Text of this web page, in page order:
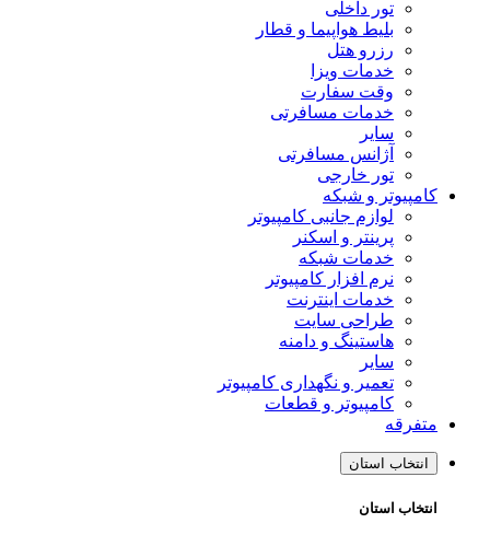
تور داخلی
بلیط هواپیما و قطار
رزرو هتل
خدمات ویزا
وقت سفارت
خدمات مسافرتی
سایر
آژانس مسافرتی
تور خارجی
کامپیوتر و شبکه
لوازم جانبی کامپیوتر
پرینتر و اسکنر
خدمات شبکه
نرم افزار کامپیوتر
خدمات اینترنت
طراحی سایت
هاستینگ و دامنه
سایر
تعمیر و نگهداری کامپیوتر
کامپیوتر و قطعات
متفرقه
انتخاب استان
انتخاب استان